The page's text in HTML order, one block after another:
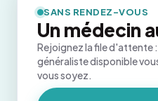
SANS RENDEZ-VOUS
Un médecin
Rejoignez la file d'attente
généraliste disponible
vous soyez.